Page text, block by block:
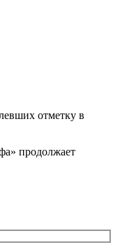
отметку в
продолжает